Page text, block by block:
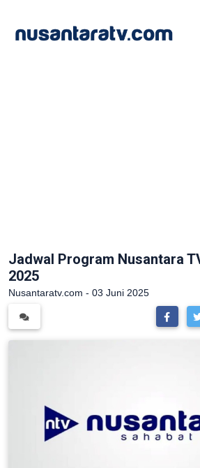
Jadwal Program Nusantara
2025
Nusantaratv.com - 03 Juni 2025